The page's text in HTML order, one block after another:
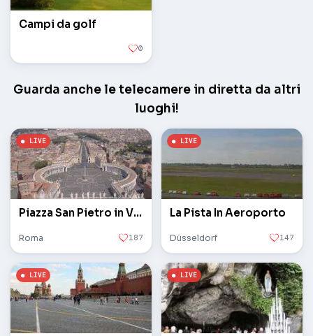
Campi da golf
0
Guarda anche le telecamere in diretta da altri
luoghi!
Piazza San Pietro in Vaticano
Roma 187
La Pista In Aeroporto
Düsseldorf 147